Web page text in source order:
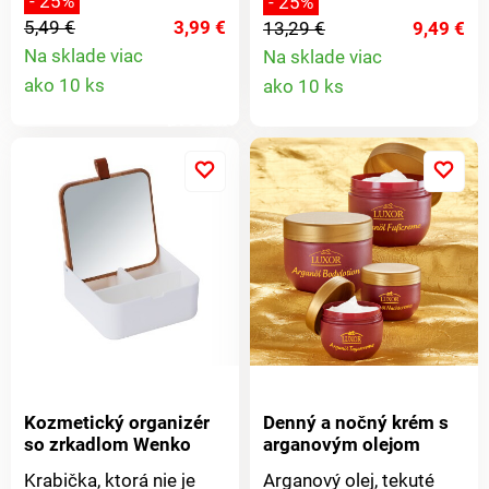
stonke, vyrobená z
najjemnejšieho mydla.
5,49 €
3,99 €
Na sklade viac
ako 10 ks
niekoľko sekúnd a
prirodzene - až do ďalšej
návštevy kaderníka.
13,29 €
9,49 €
Na sklade viac
ako 10 ks
Kozmetický organizér
so zrkadlom Wenko
Krabička, ktorá nie je
Denný a nočný krém s
arganovým olejom
Arganový olej, tekuté